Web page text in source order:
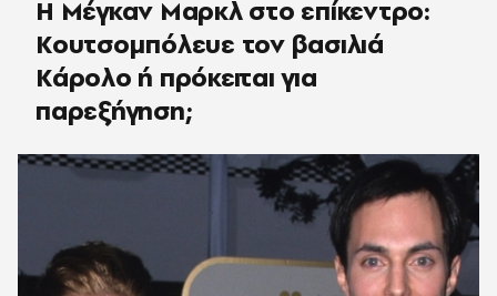
Η Μέγκαν Μαρκλ στο επίκεντρο:
Κουτσομπόλευε τον βασιλιά
Κάρολο ή πρόκειται για
παρεξήγηση;